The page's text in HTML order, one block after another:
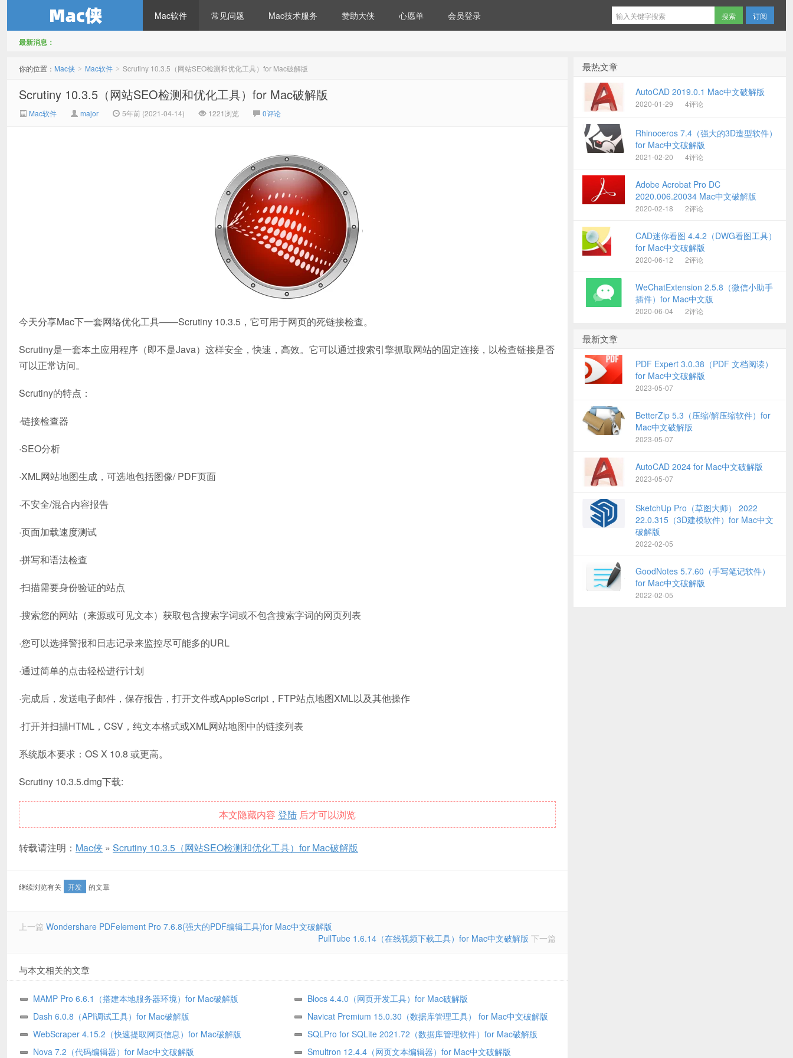
Mac软件 常见问题 Mac技术服务 赞助大侠 心愿单 会员登录 订阅
最新消息：
你的位置： Mac侠 > Mac软件 > Scrutiny 10.3.5（网站SEO检测和优化工具）for Mac破解版
Scrutiny 10.3.5（网站SEO检测和优化工具）for Mac破解版
Mac软件 major 5年前 (2021-04-14) 1221浏览 0评论
今天分享Mac下一套网络优化工具——Scrutiny 10.3.5，它可用于网页的死链接检查。
Scrutiny是一套本土应用程序（即不是Java）这样安全，快速，高效。它可以通过搜索引擎抓取网站的固定连接，以检查链接是否
可以正常访问。
Scrutiny的特点：
·链接检查器
·SEO分析
·XML网站地图生成，可选地包括图像/ PDF页面
·不安全/混合内容报告
·页面加载速度测试
·拼写和语法检查
·扫描需要身份验证的站点
·搜索您的网站（来源或可见文本）获取包含搜索字词或不包含搜索字词的网页列表
·您可以选择警报和日志记录来监控尽可能多的URL
·通过简单的点击轻松进行计划
·完成后，发送电子邮件，保存报告，打开文件或AppleScript，FTP站点地图XML以及其他操作
·打开并扫描HTML，CSV，纯文本格式或XML网站地图中的链接列表
系统版本要求：OS X 10.8 或更高。
Scrutiny 10.3.5.dmg下载:
本文隐藏内容 登陆 后才可以浏览
转载请注明： Mac侠 » Scrutiny 10.3.5（网站SEO检测和优化工具）for Mac破解版
继续浏览有关 开发 的文章
上一篇 Wondershare PDFelement Pro 7.6.8(强大的PDF编辑工具)for Mac中文破解版
PullTube 1.6.14（在线视频下载工具）for Mac中文破解版 下一篇
与本文相关的文章
MAMP Pro 6.6.1（搭建本地服务器环境）for Mac破解版
Blocs 4.4.0（网页开发工具）for Mac破解版
Dash 6.0.8（API调试工具）for Mac破解版
Navicat Premium 15.0.30（数据库管理工具） for Mac中文破解版
WebScraper 4.15.2（快速提取网页信息）for Mac破解版
SQLPro for SQLite 2021.72（数据库管理软件）for Mac破解版
Nova 7.2（代码编辑器）for Mac中文破解版
Smultron 12.4.4（网页文本编辑器）for Mac中文破解版
最热文章
AutoCAD 2019.0.1 Mac中文破解版
2020-01-29 4评论
Rhinoceros 7.4（强大的3D造型软件）
for Mac中文破解版
2021-02-20 4评论
Adobe Acrobat Pro DC
2020.006.20034 Mac中文破解版
2020-02-18 2评论
CAD迷你看图 4.4.2（DWG看图工具）
for Mac中文破解版
2020-06-12 2评论
WeChatExtension 2.5.8（微信小助手
插件）for Mac中文版
2020-06-04 2评论
最新文章
PDF Expert 3.0.38（PDF 文档阅读）
for Mac中文破解版
2023-05-07
BetterZip 5.3（压缩/解压缩软件）for
Mac中文破解版
2023-05-07
AutoCAD 2024 for Mac中文破解版
2023-05-07
SketchUp Pro（草图大师） 2022
22.0.315（3D建模软件）for Mac中文
破解版
2022-02-05
GoodNotes 5.7.60（手写笔记软件）
for Mac中文破解版
2022-02-05